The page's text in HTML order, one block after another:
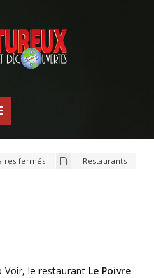
ferméssur
Le
- Restaurants
Voir, le restaurant Le Poivre